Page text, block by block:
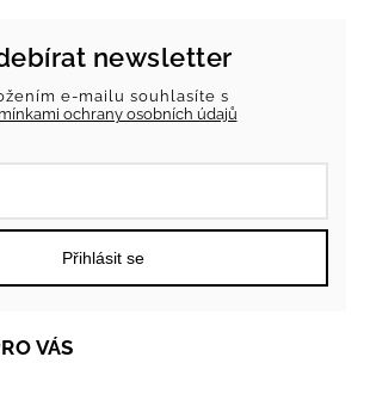
newsletter
e-mailu souhlasíte s
ochrany osobních údajů
Přihlásit se
VÁS